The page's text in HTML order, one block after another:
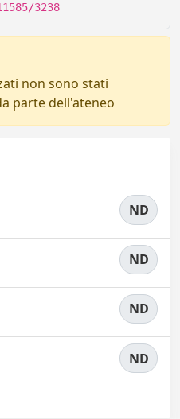
3238
non sono stati
parte dell'ateneo
ND
ND
ND
ND